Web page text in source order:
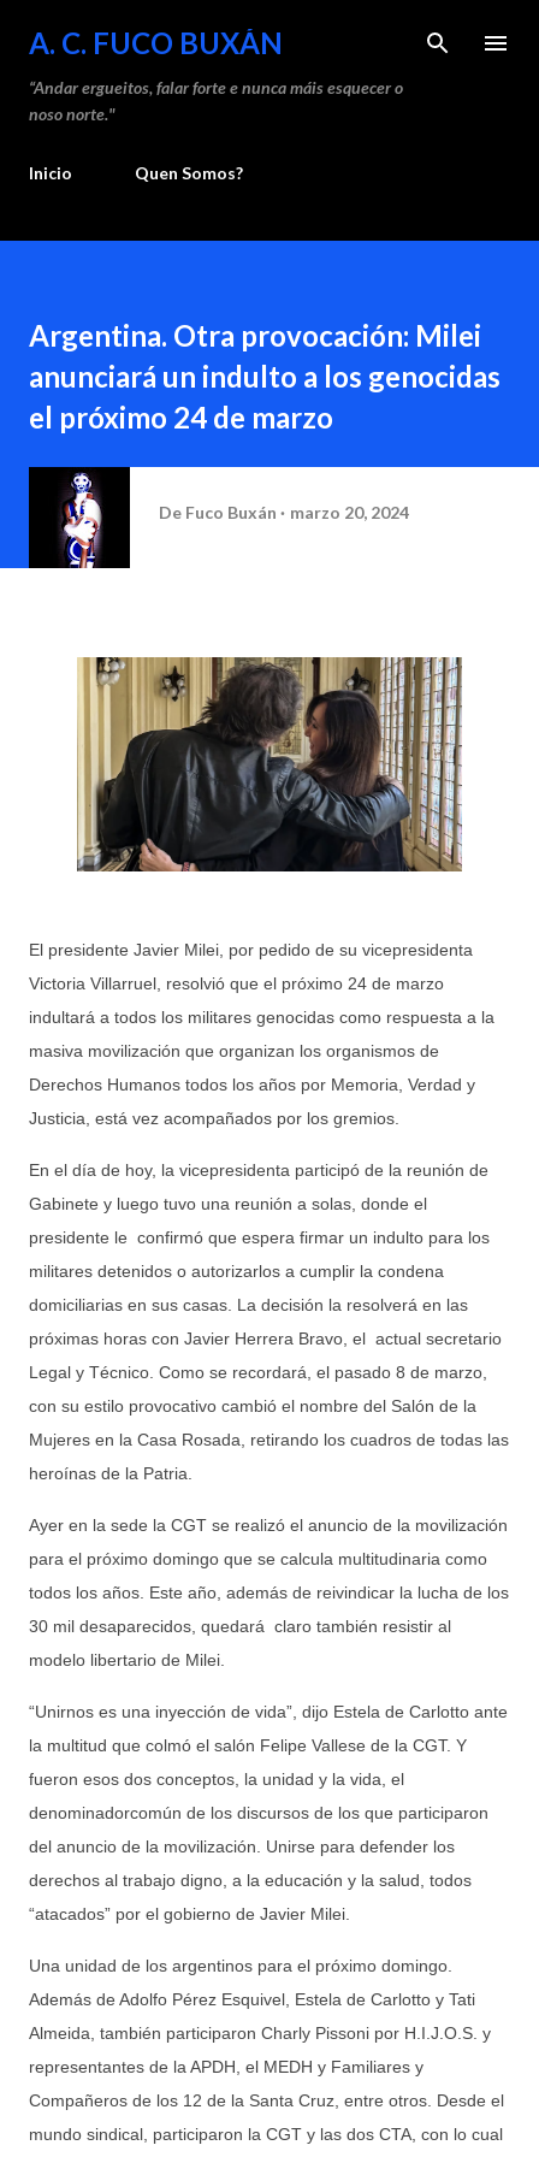
Saltar ao contido principal
A. C. FUCO BUXÁN
“Andar ergueitos, falar forte e nunca máis esquecer o
noso norte."
Inicio Quen Somos?
Argentina. Otra provocación: Milei
anunciará un indulto a los genocidas
el próximo 24 de marzo
De Fuco Buxán marzo 20, 2024
El presidente Javier Milei, por pedido de su vicepresidenta
Victoria Villarruel, resolvió que el próximo 24 de marzo
indultará a todos los militares genocidas como respuesta a la
masiva movilización que organizan los organismos de
Derechos Humanos todos los años por Memoria, Verdad y
Justicia, está vez acompañados por los gremios.
En el día de hoy, la vicepresidenta participó de la reunión de
Gabinete y luego tuvo una reunión a solas, donde el
presidente le confirmó que espera firmar un indulto para los
militares detenidos o autorizarlos a cumplir la condena
domiciliarias en sus casas. La decisión la resolverá en las
próximas horas con Javier Herrera Bravo, el actual secretario
Legal y Técnico. Como se recordará, el pasado 8 de marzo,
con su estilo provocativo cambió el nombre del Salón de la
Mujeres en la Casa Rosada, retirando los cuadros de todas las
heroínas de la Patria.
Ayer en la sede la CGT se realizó el anuncio de la movilización
para el próximo domingo que se calcula multitudinaria como
todos los años. Este año, además de reivindicar la lucha de los
30 mil desaparecidos, quedará claro también resistir al
modelo libertario de Milei.
“Unirnos es una inyección de vida”, dijo Estela de Carlotto ante
la multitud que colmó el salón Felipe Vallese de la CGT. Y
fueron esos dos conceptos, la unidad y la vida, el
denominadorcomún de los discursos de los que participaron
del anuncio de la movilización. Unirse para defender los
derechos al trabajo digno, a la educación y la salud, todos
“atacados” por el gobierno de Javier Milei.
Una unidad de los argentinos para el próximo domingo.
Además de Adolfo Pérez Esquivel, Estela de Carlotto y Tati
Almeida, también participaron Charly Pissoni por H.I.J.O.S. y
representantes de la APDH, el MEDH y Familiares y
Compañeros de los 12 de la Santa Cruz, entre otros. Desde el
mundo sindical, participaron la CGT y las dos CTA, con lo cual